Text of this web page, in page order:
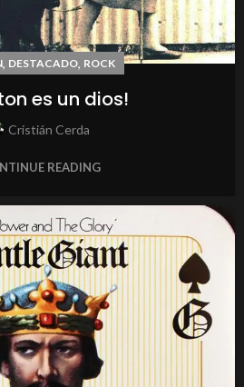
, DESTACADO, ROCK
es un dios!
Cristián Cerda
READING